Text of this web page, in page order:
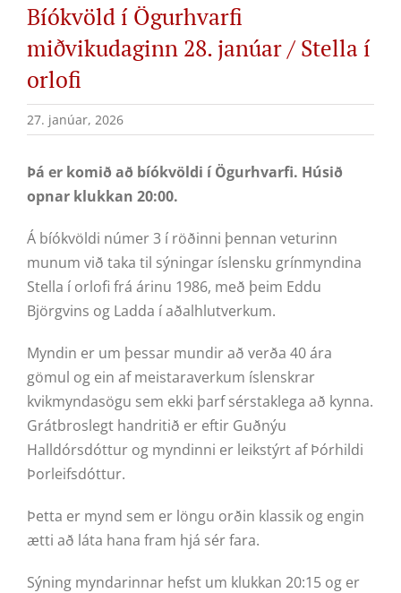
Bíókvöld í Ögurhvarfi
miðvikudaginn 28. janúar / Stella í
orlofi
27. janúar, 2026
Þá er komið að bíókvöldi í Ögurhvarfi. Húsið
opnar klukkan 20:00.
Á bíókvöldi númer 3 í röðinni þennan veturinn
munum við taka til sýningar íslensku grínmyndina
Stella í orlofi frá árinu 1986, með þeim Eddu
Björgvins og Ladda í aðalhlutverkum.
Myndin er um þessar mundir að verða 40 ára
gömul og ein af meistaraverkum íslenskrar
kvikmyndasögu sem ekki þarf sérstaklega að kynna.
Grátbroslegt handritið er eftir Guðnýu
Halldórsdóttur og myndinni er leikstýrt af Þórhildi
Þorleifsdóttur.
Þetta er mynd sem er löngu orðin klassik og engin
ætti að láta hana fram hjá sér fara.
Sýning myndarinnar hefst um klukkan 20:15 og er